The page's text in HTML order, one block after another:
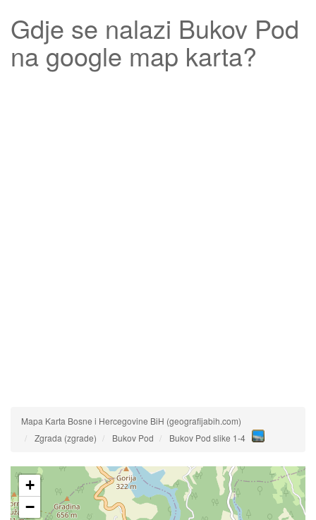
Gdje se nalazi Bukov Pod
na google map karta?
Mapa Karta Bosne i Hercegovine BiH (geografijabih.com)
Zgrada (zgrade)
Bukov Pod Bukov Pod slike 1-4
+
−